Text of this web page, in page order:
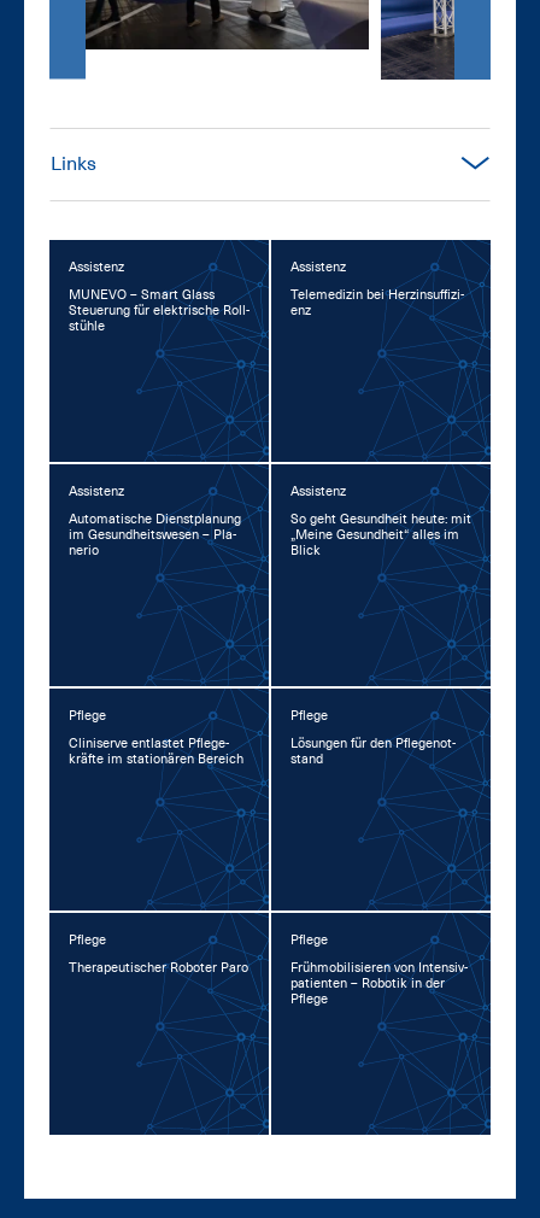
Links
Assistenz
MU­NE­VO – Smart Glass
Steue­rung für elek­tri­sche Roll­
stüh­le
Assistenz
Te­le­me­di­zin bei Herz­in­suf­fi­zi­
enz
Assistenz
Au­to­ma­ti­sche Dienst­pla­nung
im Ge­sund­heits­we­sen – Pla­
ne­rio
Assistenz
So geht Ge­sund­heit heu­te: mit
„Mei­ne Ge­sund­heit“ al­les im
Blick
Pflege
Cli­ni­ser­ve ent­las­tet Pfle­ge­
kräf­te im sta­tio­nä­ren Be­reich
Pflege
Lö­sun­gen für den Pfle­ge­not­
stand
Pflege
The­ra­peu­ti­scher Ro­bo­ter Pa­ro
Pflege
Früh­mo­bi­li­sie­ren von In­ten­siv­
pa­ti­en­ten – Ro­bo­tik in der
Pfle­ge